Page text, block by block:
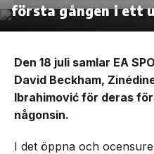
första gången i ett
Den 18 juli samlar EA
David Beckham,
Ibrahimović för deras
någonsin.
I det öppna och